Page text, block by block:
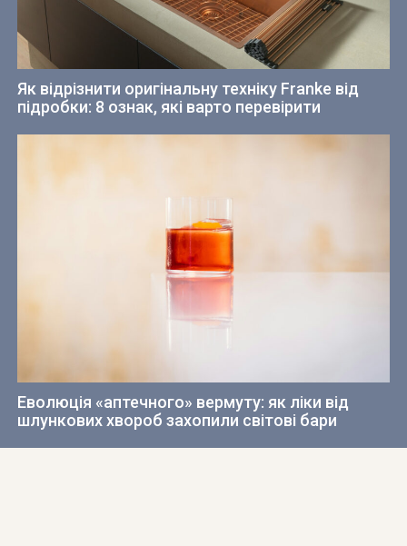
Як відрізнити оригінальну техніку Franke від
підробки: 8 ознак, які варто перевірити
Еволюція «аптечного» вермуту: як ліки від
шлункових хвороб захопили світові бари